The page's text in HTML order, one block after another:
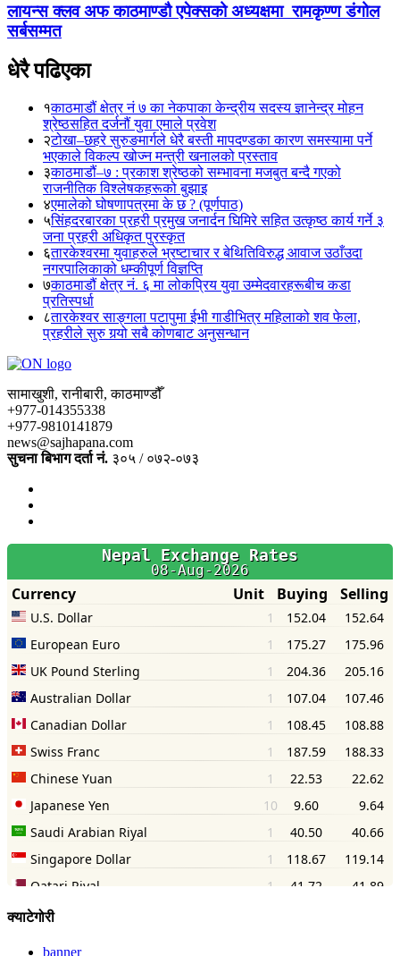
लायन्स क्लव अफ काठमाण्डौ एपेक्सको अध्यक्षमा रामकृण्ण डंगोल
सर्बसम्मत
धेरै पढिएका
१काठमाडौं क्षेत्र नं ७ का नेकपाका केन्द्रीय सदस्य ज्ञानेन्द्र मोहन
श्रेष्ठसहित दर्जनौं युवा एमाले प्रवेश
२टोखा–छहरे सुरुङमार्गले धेरै बस्ती मापदण्डका कारण समस्यामा पर्ने
भएकाले विकल्प खोज्न मन्त्री खनालको प्रस्ताव
३काठमाडौं–७ : प्रकाश श्रेष्ठको सम्भावना मजबुत बन्दै गएको
राजनीतिक विश्लेषकहरूको बुझाइ
४एमालेको घोषणापत्रमा के छ ? (पूर्णपाठ)
५सिंहदरबारका प्रहरी प्रमुख जनार्दन घिमिरे सहित उत्कृष्ठ कार्य गर्ने ३
जना प्रहरी अधिकृत पुरस्कृत
६तारकेश्वरमा युवाहरुले भ्रष्टाचार र बेथितिविरुद्ध आवाज उठाँउदा
नगरपालिकाको धम्कीपूर्ण विज्ञप्ति
७काठमाडौं क्षेत्र नं. ६ मा लोकप्रिय युवा उम्मेदवारहरूबीच कडा
प्रतिस्पर्धा
८तारकेश्वर साङ्गला पटापुमा ईभी गाडीभित्र महिलाको शव फेला,
प्रहरीले सुरु गर्‍यो सबै कोणबाट अनुसन्धान
सामाखुशी, रानीबारी, काठमाण्डौँ
+977-014355338
+977-9810141879
news@sajhapana.com
सुचना बिभाग दर्ता नं. ३०५ / ०७२-०७३
क्याटेगोरी
banner